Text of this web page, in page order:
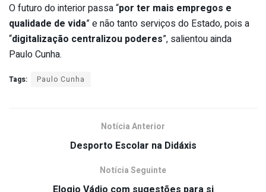
O futuro do interior passa “por ter mais empregos e
qualidade de vida” e não tanto serviços do Estado, pois a
“digitalização centralizou poderes”, salientou ainda
Paulo Cunha.
Tags: Paulo Cunha
Notícia Anterior
Desporto Escolar na Didáxis
Notícia Seguinte